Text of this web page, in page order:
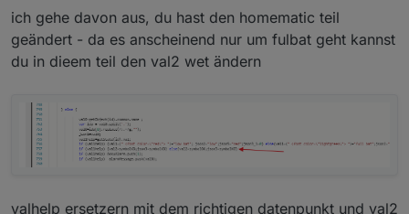
ich gehe davon aus, du hast den homematic teil
geändert - da es anscheinend nur um fulbat geht kannst
du in dieem teil den val2 wet ändern
valhelp ersetzern mit dem richtigen datenpunkt und val2